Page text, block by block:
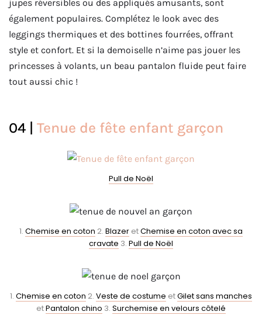
jupes réversibles ou des appliqués amusants, sont
également populaires. Complétez le look avec des
leggings thermiques et des bottines fourrées, offrant
style et confort. Et si la demoiselle n’aime pas jouer les
princesses à volants, un beau pantalon fluide peut faire
tout aussi chic !
04 | Tenue de fête enfant garçon
Pull de Noël
1. Chemise en coton 2. Blazer etChemise en coton avec sa
cravate 3. Pull de Noël
1. Chemise en coton 2. Veste de costume etGilet sans manches
etPantalon chino 3. Surchemise en velours côtelé